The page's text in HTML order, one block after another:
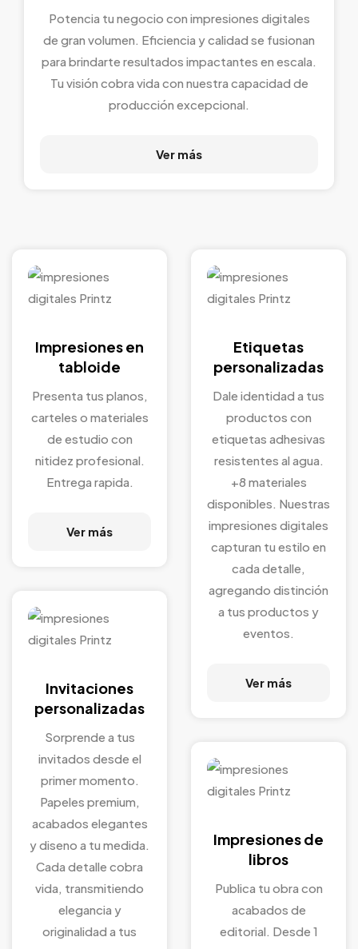
Potencia tu negocio con impresiones digitales
de gran volumen. Eficiencia y calidad se fusionan
para brindarte resultados impactantes en escala.
Tu visión cobra vida con nuestra capacidad de
producción excepcional.
Ver más
Impresiones en
tabloide
Presenta tus planos,
carteles o materiales
de estudio con
nitidez profesional.
Entrega rapida.
Ver más
Invitaciones
personalizadas
Sorprende a tus
invitados desde el
primer momento.
Papeles premium,
acabados elegantes
y diseno a tu medida.
Cada detalle cobra
vida, transmitiendo
elegancia y
originalidad a tus
Etiquetas
personalizadas
Dale identidad a tus
productos con
etiquetas adhesivas
resistentes al agua.
+8 materiales
disponibles. Nuestras
impresiones digitales
capturan tu estilo en
cada detalle,
agregando distinción
a tus productos y
eventos.
Ver más
Impresiones de
libros
Publica tu obra con
acabados de
editorial. Desde 1